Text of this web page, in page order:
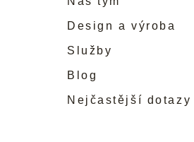
Design a výroba
Služby
Blog
Nejčastější dotazy